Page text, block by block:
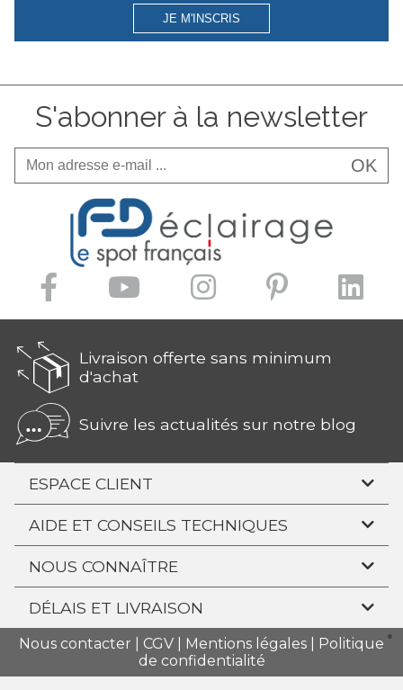
JE M'INSCRIS
S'abonner à la newsletter
OK
Livraison offerte sans minimum
d'achat
Suivre les actualités sur notre blog
ESPACE CLIENT
AIDE ET CONSEILS TECHNIQUES
NOUS CONNAÎTRE
DÉLAIS ET LIVRAISON
Nous contacter CGV Mentions légales
Politique
de confidentialité